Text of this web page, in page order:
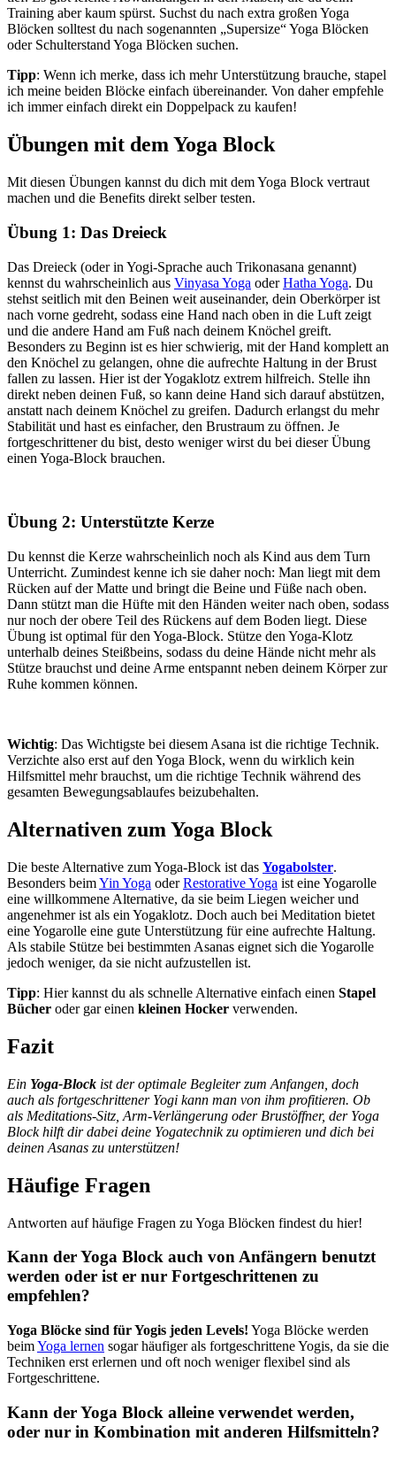
Training aber kaum spürst. Suchst du nach extra großen Yoga
Blöcken solltest du nach sogenannten „Supersize“ Yoga Blöcken
oder Schulterstand Yoga Blöcken suchen.
Tipp: Wenn ich merke, dass ich mehr Unterstützung brauche, stapel
ich meine beiden Blöcke einfach übereinander. Von daher empfehle
ich immer einfach direkt ein Doppelpack zu kaufen!
Übungen mit dem Yoga Block
Mit diesen Übungen kannst du dich mit dem Yoga Block vertraut
machen und die Benefits direkt selber testen.
Übung 1: Das Dreieck
Das Dreieck (oder in Yogi-Sprache auch Trikonasana genannt)
kennst du wahrscheinlich aus Vinyasa Yoga oderHatha Yoga. Du
stehst seitlich mit den Beinen weit auseinander, dein Oberkörper ist
nach vorne gedreht, sodass eine Hand nach oben in die Luft zeigt
und die andere Hand am Fuß nach deinem Knöchel greift.
Besonders zu Beginn ist es hier schwierig, mit der Hand komplett an
den Knöchel zu gelangen, ohne die aufrechte Haltung in der Brust
fallen zu lassen. Hier ist der Yogaklotz extrem hilfreich. Stelle ihn
direkt neben deinen Fuß, so kann deine Hand sich darauf abstützen,
anstatt nach deinem Knöchel zu greifen. Dadurch erlangst du mehr
Stabilität und hast es einfacher, den Brustraum zu öffnen. Je
fortgeschrittener du bist, desto weniger wirst du bei dieser Übung
einen Yoga-Block brauchen.
Übung 2: Unterstützte Kerze
Du kennst die Kerze wahrscheinlich noch als Kind aus dem Turn
Unterricht. Zumindest kenne ich sie daher noch: Man liegt mit dem
Rücken auf der Matte und bringt die Beine und Füße nach oben.
Dann stützt man die Hüfte mit den Händen weiter nach oben, sodass
nur noch der obere Teil des Rückens auf dem Boden liegt. Diese
Übung ist optimal für den Yoga-Block. Stütze den Yoga-Klotz
unterhalb deines Steißbeins, sodass du deine Hände nicht mehr als
Stütze brauchst und deine Arme entspannt neben deinem Körper zur
Ruhe kommen können.
Wichtig: Das Wichtigste bei diesem Asana ist die richtige Technik.
Verzichte also erst auf den Yoga Block, wenn du wirklich kein
Hilfsmittel mehr brauchst, um die richtige Technik während des
gesamten Bewegungsablaufes beizubehalten.
Alternativen zum Yoga Block
Die beste Alternative zum Yoga-Block ist das Yogabolster.
Besonders beimYin Yoga oderRestorative Yoga ist eine Yogarolle
eine willkommene Alternative, da sie beim Liegen weicher und
angenehmer ist als ein Yogaklotz. Doch auch bei Meditation bietet
eine Yogarolle eine gute Unterstützung für eine aufrechte Haltung.
Als stabile Stütze bei bestimmten Asanas eignet sich die Yogarolle
jedoch weniger, da sie nicht aufzustellen ist.
Tipp: Hier kannst du als schnelle Alternative einfach einen Stapel
Bücher oder gar einen kleinen Hocker verwenden.
Fazit
Ein Yoga-Block ist der optimale Begleiter zum Anfangen, doch
auch als fortgeschrittener Yogi kann man von ihm profitieren. Ob
als Meditations-Sitz, Arm-Verlängerung oder Brustöffner, der Yoga
Block hilft dir dabei deine Yogatechnik zu optimieren und dich bei
deinen Asanas zu unterstützen!
Häufige Fragen
Antworten auf häufige Fragen zu Yoga Blöcken findest du hier!
Kann der Yoga Block auch von Anfängern benutzt
werden oder ist er nur Fortgeschrittenen zu
empfehlen?
Yoga Blöcke sind für Yogis jeden Levels! Yoga Blöcke werden
beimYoga lernen sogar häufiger als fortgeschrittene Yogis, da sie die
Techniken erst erlernen und oft noch weniger flexibel sind als
Fortgeschrittene.
Kann der Yoga Block alleine verwendet werden,
oder nur in Kombination mit anderen Hilfsmitteln?